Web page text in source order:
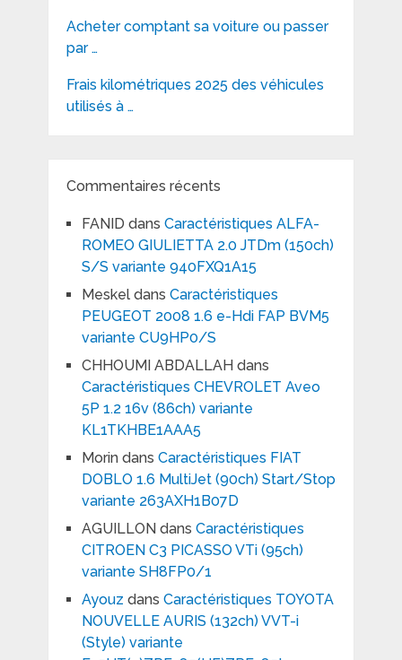
Acheter comptant sa voiture ou passer
par …
Frais kilométriques 2025 des véhicules
utilisés à …
Commentaires récents
FANID dans Caractéristiques ALFA-
ROMEO GIULIETTA 2.0 JTDm (150ch)
S/S variante 940FXQ1A15
Meskeldans Caractéristiques
PEUGEOT 2008 1.6 e-Hdi FAP BVM5
variante CU9HP0/S
CHHOUMI ABDALLAH dans
Caractéristiques CHEVROLET Aveo
5P 1.2 16v (86ch) variante
KL1TKHBE1AAA5
Morindans Caractéristiques FIAT
DOBLO 1.6 MultiJet (90ch) Start/Stop
variante 263AXH1B07D
AGUILLON dans Caractéristiques
CITROEN C3 PICASSO VTi (95ch)
variante SH8FP0/1
Ayouz dans Caractéristiques TOYOTA
NOUVELLE AURIS (132ch) VVT-i
(Style) variante